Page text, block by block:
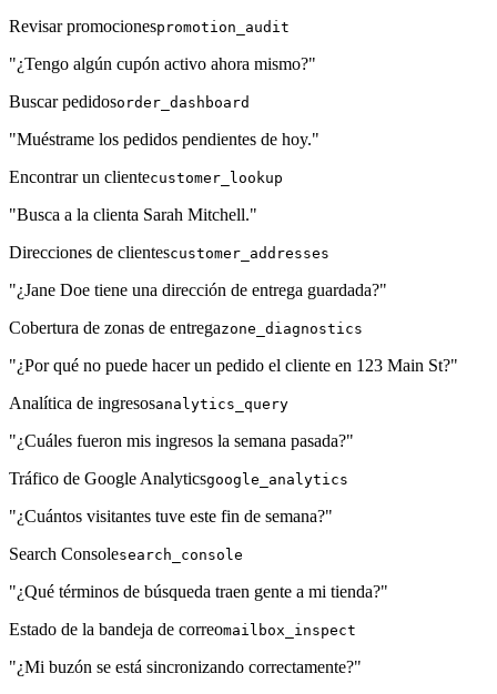
Revisar promocionespromotion_audit
"¿Tengo algún cupón activo ahora mismo?"
Buscar pedidosorder_dashboard
"Muéstrame los pedidos pendientes de hoy."
Encontrar un clientecustomer_lookup
"Busca a la clienta Sarah Mitchell."
Direcciones de clientescustomer_addresses
"¿Jane Doe tiene una dirección de entrega guardada?"
Cobertura de zonas de entregazone_diagnostics
"¿Por qué no puede hacer un pedido el cliente en 123 Main St?"
Analítica de ingresosanalytics_query
"¿Cuáles fueron mis ingresos la semana pasada?"
Tráfico de Google Analyticsgoogle_analytics
"¿Cuántos visitantes tuve este fin de semana?"
Search Consolesearch_console
"¿Qué términos de búsqueda traen gente a mi tienda?"
Estado de la bandeja de correomailbox_inspect
"¿Mi buzón se está sincronizando correctamente?"